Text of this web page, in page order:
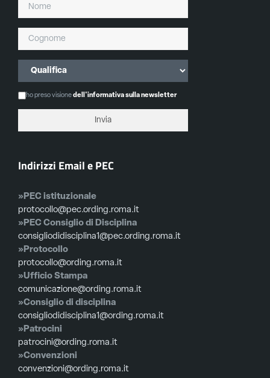
ho preso visionedell'informativa sulla newsletter
Indirizzi Email e PEC
»PEC istituzionale
protocollo@pec.ording.roma.it
»PEC Consiglio di Disciplina
consigliodidisciplina1@pec.ording.roma.it
»Protocollo
protocollo@ording.roma.it
»Ufficio Stampa
comunicazione@ording.roma.it
»Consiglio di disciplina
consigliodidisciplina1@ording.roma.it
»Patrocini
patrocini@ording.roma.it
»Convenzioni
convenzioni@ording.roma.it